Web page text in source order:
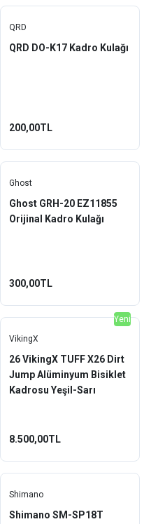
QRD
QRD DO-K17 Kadro Kulağı
200,00TL
Ghost
Ghost GRH-20 EZ11855
Orijinal Kadro Kulağı
300,00TL
Yeni
VikingX
26 VikingX TUFF X26 Dirt
Jump Alüminyum Bisiklet
Kadrosu Yeşil-Sarı
8.500,00TL
Shimano
Shimano SM-SP18T